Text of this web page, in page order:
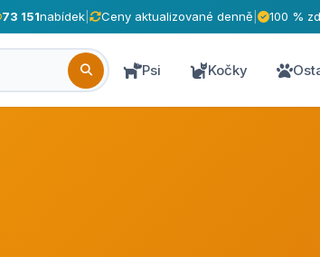
73 151nabídek Ceny aktualizované denně 100 %
Psi Kočky